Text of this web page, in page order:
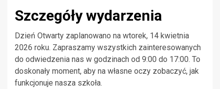
Szczegóły wydarzenia
Dzień Otwarty zaplanowano na wtorek, 14 kwietnia
2026 roku. Zapraszamy wszystkich zainteresowanych
do odwiedzenia nas w godzinach od 9:00 do 17:00. To
doskonały moment, aby na własne oczy zobaczyć, jak
funkcjonuje nasza szkoła.